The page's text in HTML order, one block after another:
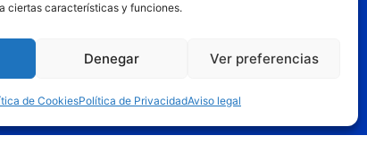
ciertas características y funciones.
Denegar Ver preferencias
de CookiesPolítica de PrivacidadAviso legal
de vista y las opiniones expresadas son
Europea o la Comisión Europea. Ni la Unión
consideradas responsables de las mismas.